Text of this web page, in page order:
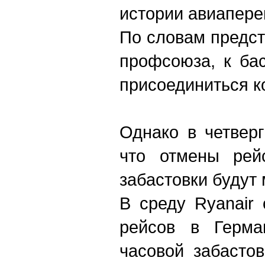
истории
По словам
профсоюза, к
присоединиться
Однако в
что отмены
забастовки
В среду Ryanair
рейсов в
часовой